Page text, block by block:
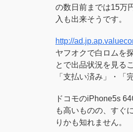
の数日前までは15万
入も出来そうです。
http://
ヤフオクで白ロムを
とで出品状況を見る
「支払い済み」・「
ドコモのiPhone5s
も高いものの、すぐ
りかも知れません。